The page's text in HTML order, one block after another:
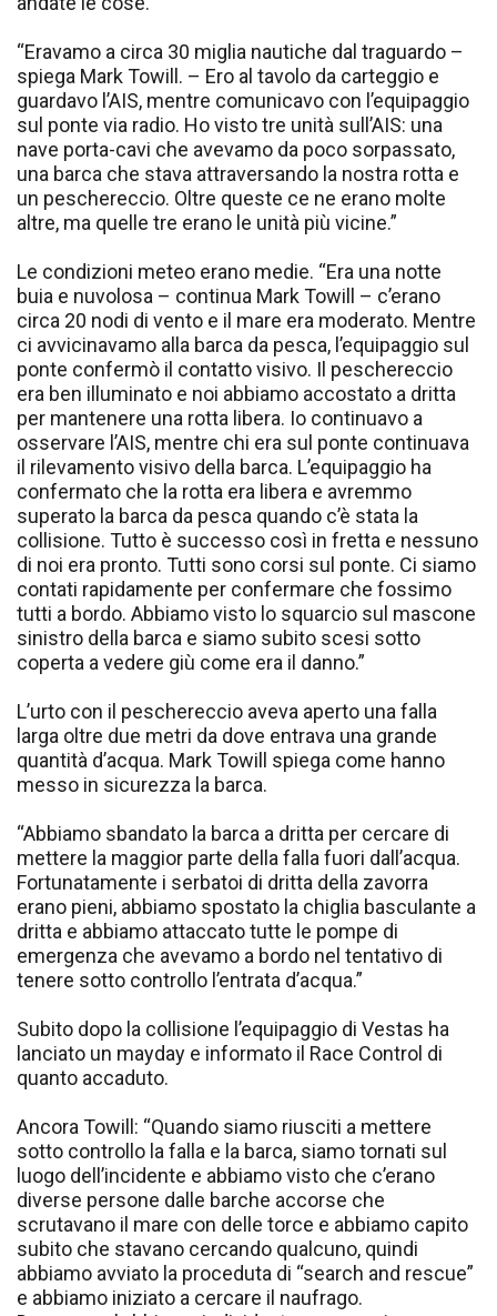
“Eravamo a circa 30 miglia nautiche dal traguardo –
spiega Mark Towill. – Ero al tavolo da carteggio e
guardavo l’AIS, mentre comunicavo con l’equipaggio
sul ponte via radio. Ho visto tre unità sull’AIS: una
nave porta-cavi che avevamo da poco sorpassato,
una barca che stava attraversando la nostra rotta e
un peschereccio. Oltre queste ce ne erano molte
altre, ma quelle tre erano le unità più vicine.”
Le condizioni meteo erano medie. “Era una notte
buia e nuvolosa – continua Mark Towill – c’erano
circa 20 nodi di vento e il mare era moderato. Mentre
ci avvicinavamo alla barca da pesca, l’equipaggio sul
ponte confermò il contatto visivo. Il peschereccio
era ben illuminato e noi abbiamo accostato a dritta
per mantenere una rotta libera. Io continuavo a
osservare l’AIS, mentre chi era sul ponte continuava
il rilevamento visivo della barca. L’equipaggio ha
confermato che la rotta era libera e avremmo
superato la barca da pesca quando c’è stata la
collisione. Tutto è successo così in fretta e nessuno
di noi era pronto. Tutti sono corsi sul ponte. Ci siamo
contati rapidamente per confermare che fossimo
tutti a bordo. Abbiamo visto lo squarcio sul mascone
sinistro della barca e siamo subito scesi sotto
coperta a vedere giù come era il danno.”
L’urto con il peschereccio aveva aperto una falla
larga oltre due metri da dove entrava una grande
quantità d’acqua. Mark Towill spiega come hanno
messo in sicurezza la barca.
“Abbiamo sbandato la barca a dritta per cercare di
mettere la maggior parte della falla fuori dall’acqua.
Fortunatamente i serbatoi di dritta della zavorra
erano pieni, abbiamo spostato la chiglia basculante a
dritta e abbiamo attaccato tutte le pompe di
emergenza che avevamo a bordo nel tentativo di
tenere sotto controllo l’entrata d’acqua.”
Subito dopo la collisione l’equipaggio di Vestas ha
lanciato un mayday e informato il Race Control di
quanto accaduto.
Ancora Towill: “Quando siamo riusciti a mettere
sotto controllo la falla e la barca, siamo tornati sul
luogo dell’incidente e abbiamo visto che c’erano
diverse persone dalle barche accorse che
scrutavano il mare con delle torce e abbiamo capito
subito che stavano cercando qualcuno, quindi
abbiamo avviato la proceduta di “search and rescue”
e abbiamo iniziato a cercare il naufrago.